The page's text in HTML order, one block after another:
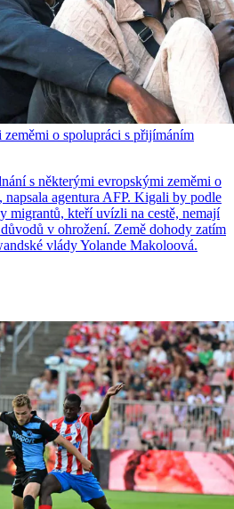
o spolupráci s přijímáním
s některými evropskými zeměmi o
agentura AFP. Kigali by podle
migrantů, kteří uvízli na cestě, nemají
v ohrožení. Země dohody zatím
vlády Yolande Makoloová.